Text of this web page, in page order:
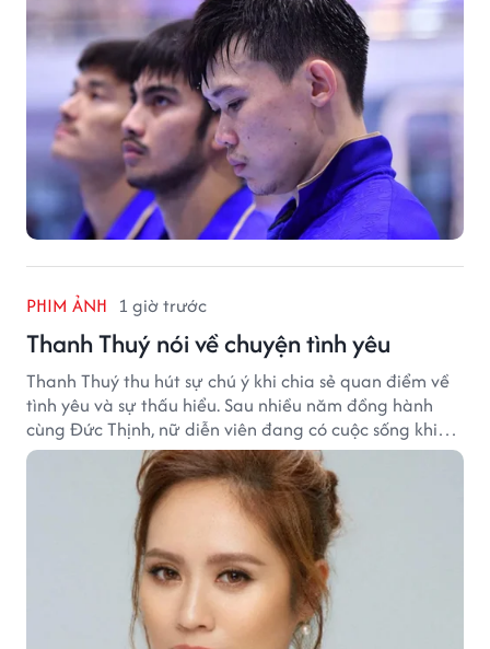
PHIM ẢNH 1 giờ trước
Thanh Thuý nói về chuyện tình yêu
Thanh Thuý thu hút sự chú ý khi chia sẻ quan điểm về
tình yêu và sự thấu hiểu. Sau nhiều năm đồng hành
cùng Đức Thịnh, nữ diễn viên đang có cuộc sống khiến
nhiều khán giả quan tâm.